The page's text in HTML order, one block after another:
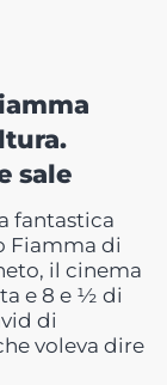
sale
fantastica
Fiamma di
il cinema
e 8 e ½ di
di
voleva dire